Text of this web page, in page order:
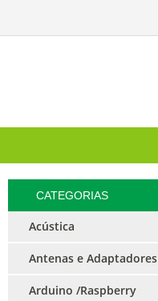
CATEGORIAS
Acústica
Antenas e Adaptadores
Arduino /Raspberry